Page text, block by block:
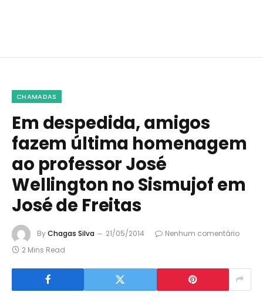
CHAMADAS
Em despedida, amigos
fazem última homenagem
ao professor José
Wellington no Sismujof em
José de Freitas
ByChagas Silva 21/05/2014
Nenhum comentário
2 Mins Read